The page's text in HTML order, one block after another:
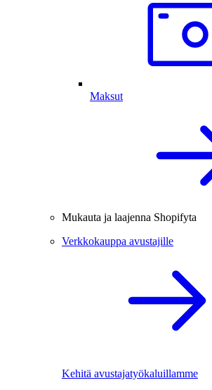
Maksut
Mukauta ja laajenna Shopifyta
Verkkokauppa avustajille
Kehitä avustajatyökaluillamme